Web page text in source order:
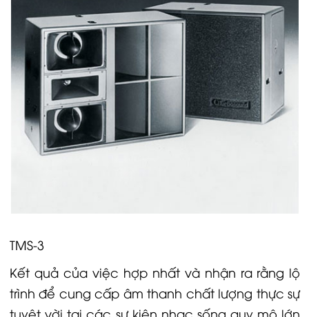
TMS-3
Kết quả của việc hợp nhất và nhận ra rằng lộ
trình để cung cấp âm thanh chất lượng thực sự
tuyệt vời tại các sự kiện nhạc sống quy mô lớn